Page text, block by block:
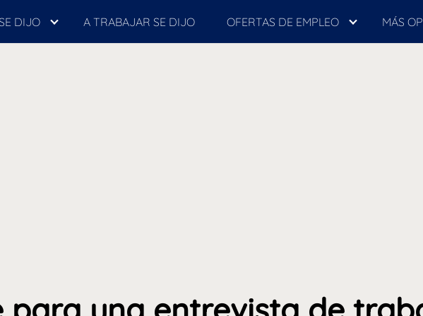
DIJO A TRABAJAR SE DIJO OFERTAS DE EMPLEO MÁS